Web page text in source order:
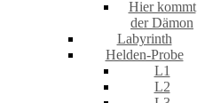
Hier kommt
der Dämon
Labyrinth
Helden-Probe
L1
L2